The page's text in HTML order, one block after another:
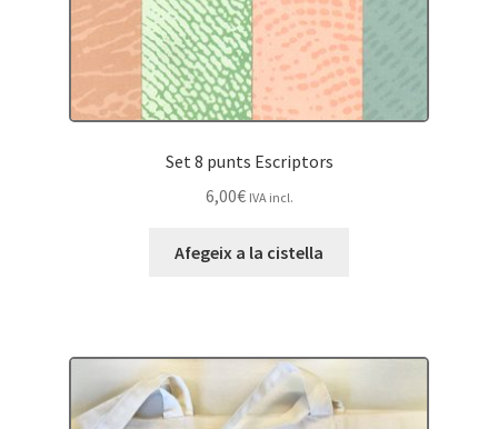
Set 8 punts Escriptors
6,00€ IVA incl.
Afegeix a la cistella